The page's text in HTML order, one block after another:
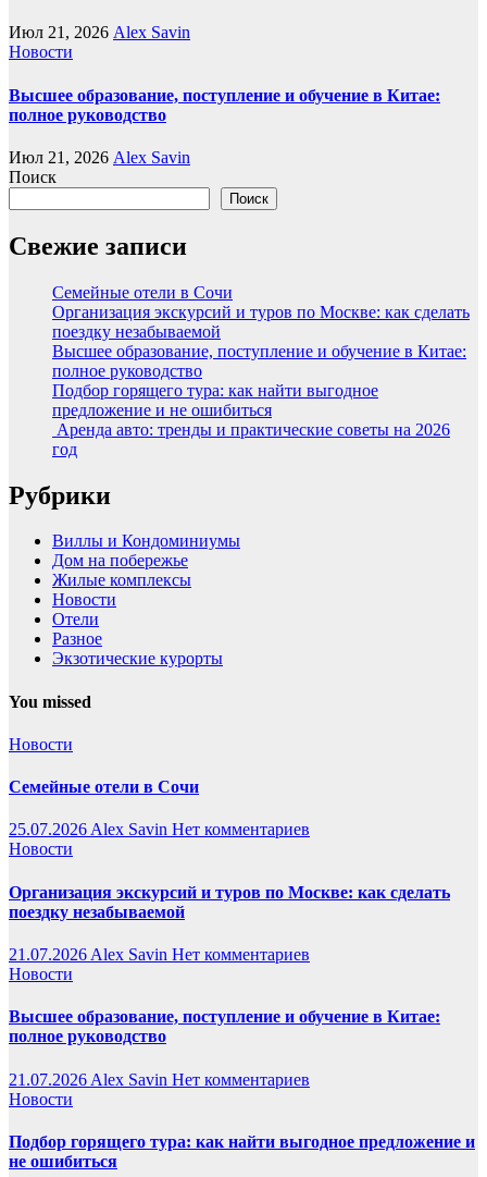
Июл 21, 2026 Alex Savin
Новости
Высшее образование, поступление и обучение в Китае:
полное руководство
Июл 21, 2026 Alex Savin
Поиск
Поиск
Свежие записи
Семейные отели в Сочи
Организация экскурсий и туров по Москве: как сделать
поездку незабываемой
Высшее образование, поступление и обучение в Китае:
полное руководство
Подбор горящего тура: как найти выгодное
предложение и не ошибиться
Аренда авто: тренды и практические советы на 2026
год
Рубрики
Виллы и Кондоминиумы
Дом на побережье
Жилые комплексы
Новости
Отели
Разное
Экзотические курорты
You missed
Новости
Семейные отели в Сочи
25.07.2026Alex Savin Нет комментариев
Новости
Организация экскурсий и туров по Москве: как сделать
поездку незабываемой
21.07.2026 Alex Savin Нет комментариев
Новости
Высшее образование, поступление и обучение в Китае:
полное руководство
21.07.2026 Alex Savin Нет комментариев
Новости
Подбор горящего тура: как найти выгодное предложение и
не ошибиться